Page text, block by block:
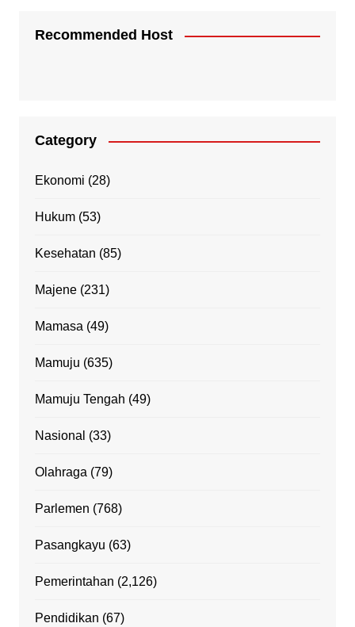
Recommended Host
Category
Ekonomi (28)
Hukum(53)
Kesehatan (85)
Majene(231)
Mamasa (49)
Mamuju (635)
Mamuju Tengah (49)
Nasional (33)
Olahraga (79)
Parlemen (768)
Pasangkayu (63)
Pemerintahan (2,126)
Pendidikan (67)